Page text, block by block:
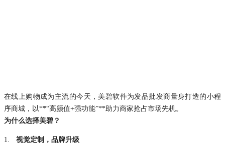
在线上购物成为主流的今天，美碧软件为发品批发商量身打造的小程
序商城，以**“高颜值+强功能”**助力商家抢占市场先机。
为什么选择美碧？
1.
视觉定制，品牌升级